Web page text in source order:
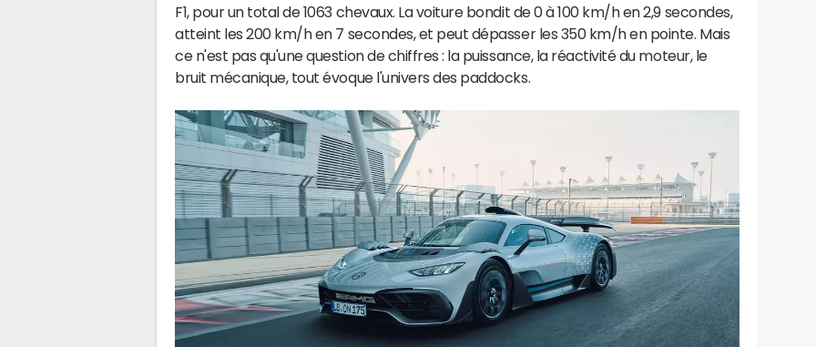
F1, pour un total de 1063 chevaux. La voiture bondit de 0 à 100 km/h en 2,9 secondes,
atteint les 200 km/h en 7 secondes, et peut dépasser les 350 km/h en pointe. Mais
ce n'est pas qu'une question de chiffres : la puissance, la réactivité du moteur, le
bruit mécanique, tout évoque l'univers des paddocks.